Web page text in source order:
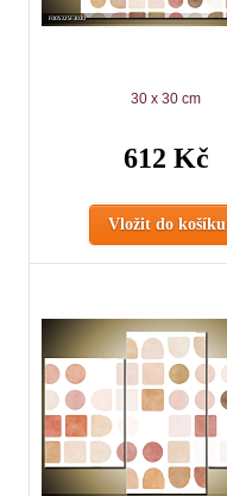
30 x 30 cm
612 Kč
Vložit do košíku